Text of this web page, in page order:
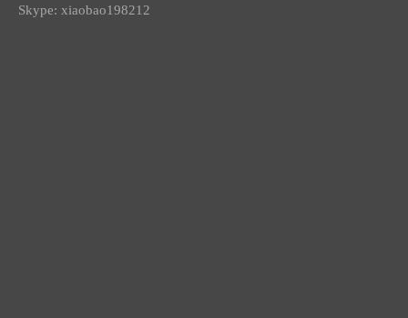
Skype: xiaobao198212